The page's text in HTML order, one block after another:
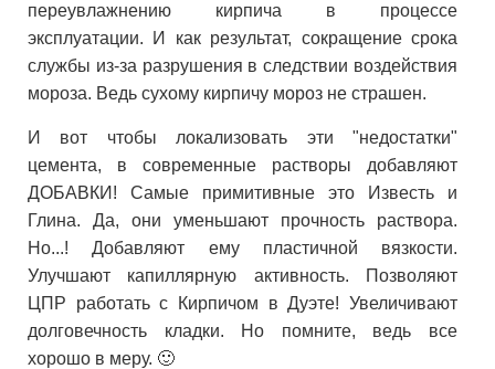
переувлажнению кирпича в процессе
эксплуатации. И как результат, сокращение срока
службы из-за разрушения в следствии воздействия
мороза. Ведь сухому кирпичу мороз не страшен.
И вот чтобы локализовать эти "недостатки"
цемента, в современные растворы добавляют
ДОБАВКИ! Самые примитивные это Известь и
Глина. Да, они уменьшают прочность раствора.
Но...! Добавляют ему пластичной вязкости.
Улучшают капиллярную активность. Позволяют
ЦПР работать с Кирпичом в Дуэте! Увеличивают
долговечность кладки. Но помните, ведь все
хорошо в меру. 🙂